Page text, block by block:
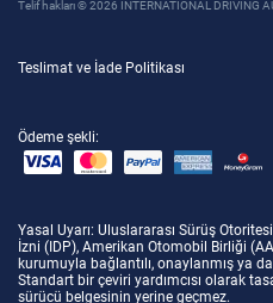
Telif hakları © 2026 INTERNATIONAL DRIVING
Teslimat ve İade Politikası
Ödeme şekli:
Yasal Uyarı: Uluslararası Sürüş
İzni (IDP), Amerikan Otomobil Birliği
kurumuyla bağlantılı, onaylanmış ya
Standart bir çeviri yardımcısı olarak
sürücü belgesinin yerine geçmez.